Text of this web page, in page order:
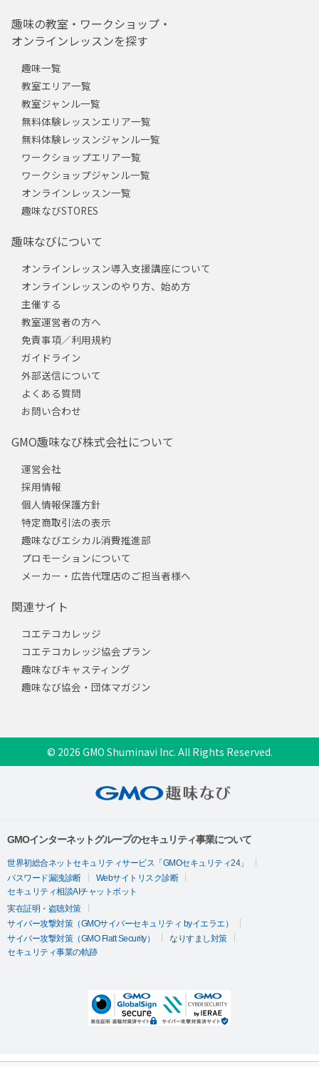
趣味の教室・ワークショップ・
オンラインレッスンを探す
趣味一覧
教室エリア一覧
教室ジャンル一覧
無料体験レッスンエリア一覧
無料体験レッスンジャンル一覧
ワークショップエリア一覧
ワークショップジャンル一覧
オンラインレッスン一覧
趣味なびSTORES
趣味なびについて
オンラインレッスン導入支援講座について
オンラインレッスンのやり方、始め方
主催する
教室運営者の方へ
免責事項／利用規約
ガイドライン
外部送信について
よくある質問
お問い合わせ
GMO趣味なび株式会社について
運営会社
採用情報
個人情報保護方針
特定商取引法の表示
趣味なびエシカル消費推進部
プロモーションについて
メーカー・広告代理店のご担当者様へ
関連サイト
コエテコカレッジ
コエテコカレッジ協会プラン
趣味なびキャスティング
趣味なび協会・団体マガジン
© 2026 GMO Shuminavi Inc. All Rights Reserved.